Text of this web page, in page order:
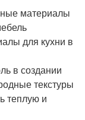
материалы
для кухни в
в создании
текстуры
теплую и